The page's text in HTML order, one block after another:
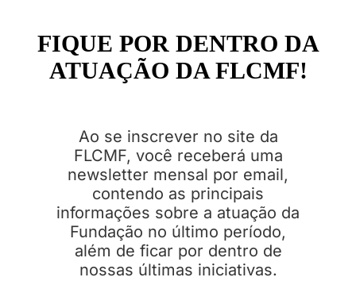
FIQUE POR DENTRO DA
ATUAÇÃO DA FLCMF!
Ao se inscrever no site da
FLCMF, você receberá uma
newsletter mensal por email,
contendo as principais
informações sobre a atuação da
Fundação no último período,
além de ficar por dentro de
nossas últimas iniciativas.